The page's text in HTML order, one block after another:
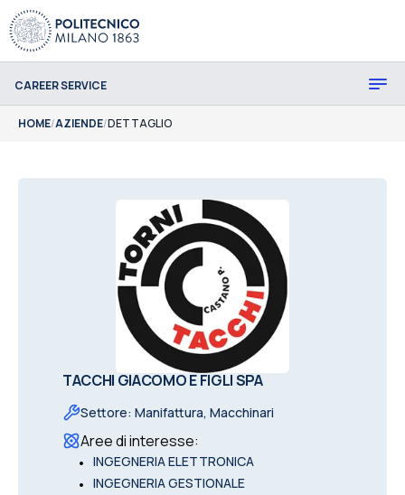
CAREER SERVICE
HOME/AZIENDE/DETTAGLIO
TACCHI GIACOMO E FIGLI SPA
Settore: Manifattura, Macchinari
Aree di interesse:
• INGEGNERIA ELETTRONICA
• INGEGNERIA GESTIONALE